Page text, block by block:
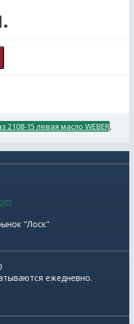
15 левая масло WEBER
"Лоск"
ежедневно.